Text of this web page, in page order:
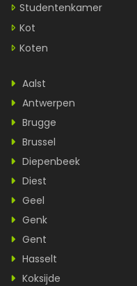
Studentenkamer
Kot
Koten
Aalst
Antwerpen
Brugge
Brussel
Diepenbeek
Diest
Geel
Genk
Gent
Hasselt
Koksijde